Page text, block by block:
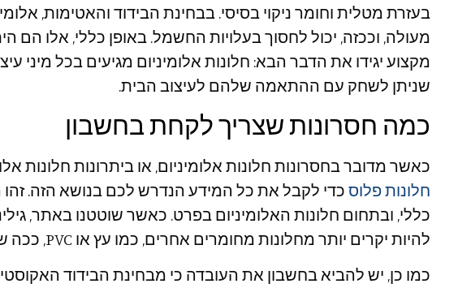
בעזרת מטלית וחומר ניקוי בסיסי. בבחינת הבידוד והאטימות,
מעולה, וככזה, יכול לחסוך בעלויות החשמל. באופן כללי, אלו הם
מקצוע יגידו את הדבר הבא: חלונות אלומיניום מגיעים בכל מיני
שניתן לשחק עם ההתאמה שלהם לעיצוב הבית.
כמה חסרונות שצריך לקחת בחשבון
כאשר מדובר בחסרונות חלונות אלומיניום, או ביתרונות חלונות
חלונות פלוסכדי לקבל את כל המידע הנדרש לכם בנושא הזה.
כללי, ובתחום חלונות האלומיניום בפרט. כאשר שוטטנו באתר,
להיות יקרים יותר מחלונות מחומרים אחרים, כמו עץ או PVC, ככה שזהו חסרון מסוים שחשוב לקחת בחשבון.
כמו כן, יש להביא בחשבון את העובדה כי מבחינת הבידוד